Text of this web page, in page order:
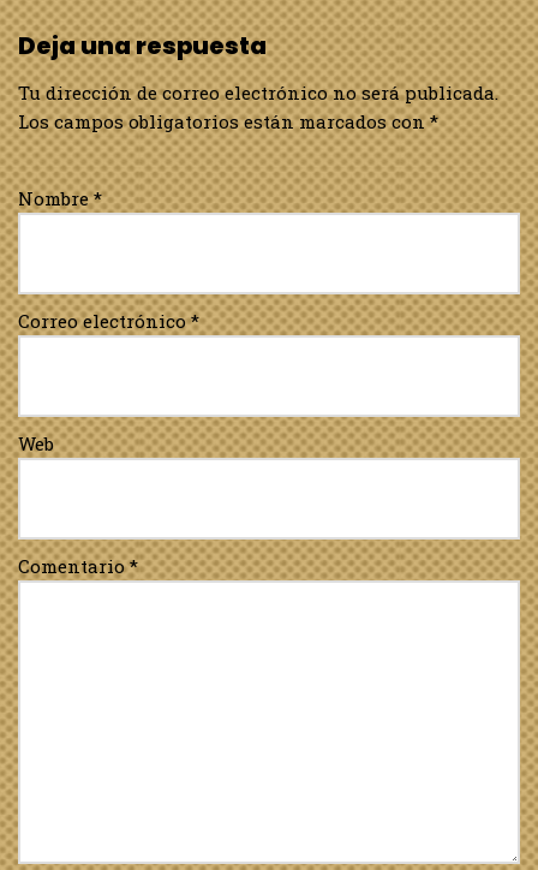
Deja una respuesta
Tu dirección de correo electrónico no será publicada.
Los campos obligatorios están marcados con*
Nombre*
Correo electrónico*
Web
Comentario*